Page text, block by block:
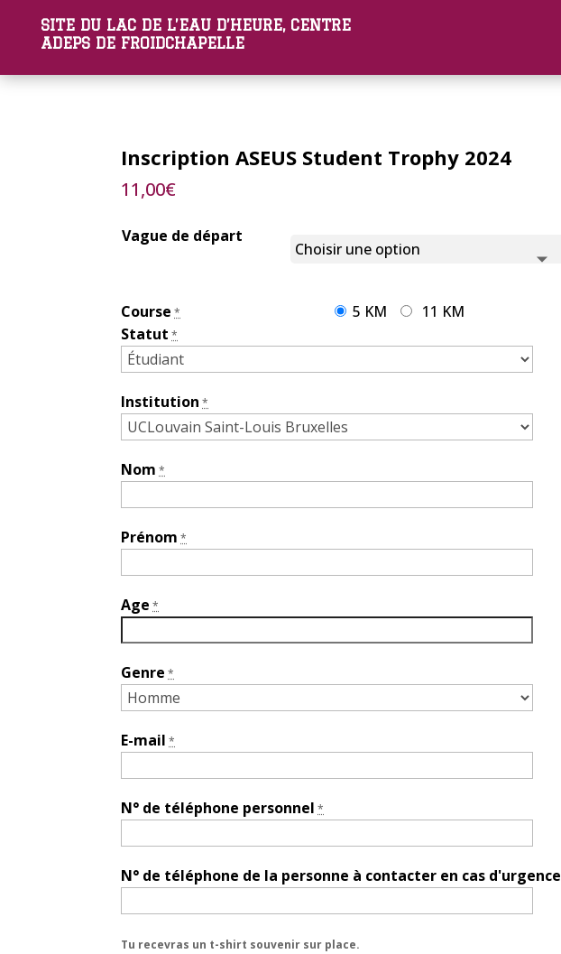
SITE DU LAC DE L’EAU D’HEURE, CENTRE
ADEPS DE FROIDCHAPELLE
Inscription ASEUS Student Trophy 2024
11,00€
Vague de départ
Course * 5 KM
11 KM
Statut *
Institution *
Nom *
Prénom *
Age *
Genre *
E-mail *
N° de téléphone personnel *
N° de téléphone de la personne à contacter en cas d'urgence
Tu recevras un t-shirt souvenir sur place.